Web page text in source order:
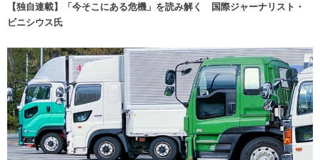
【独自連載】「今そこにある危機」を読み解く 国際ジャーナリスト・
ビニシウス氏